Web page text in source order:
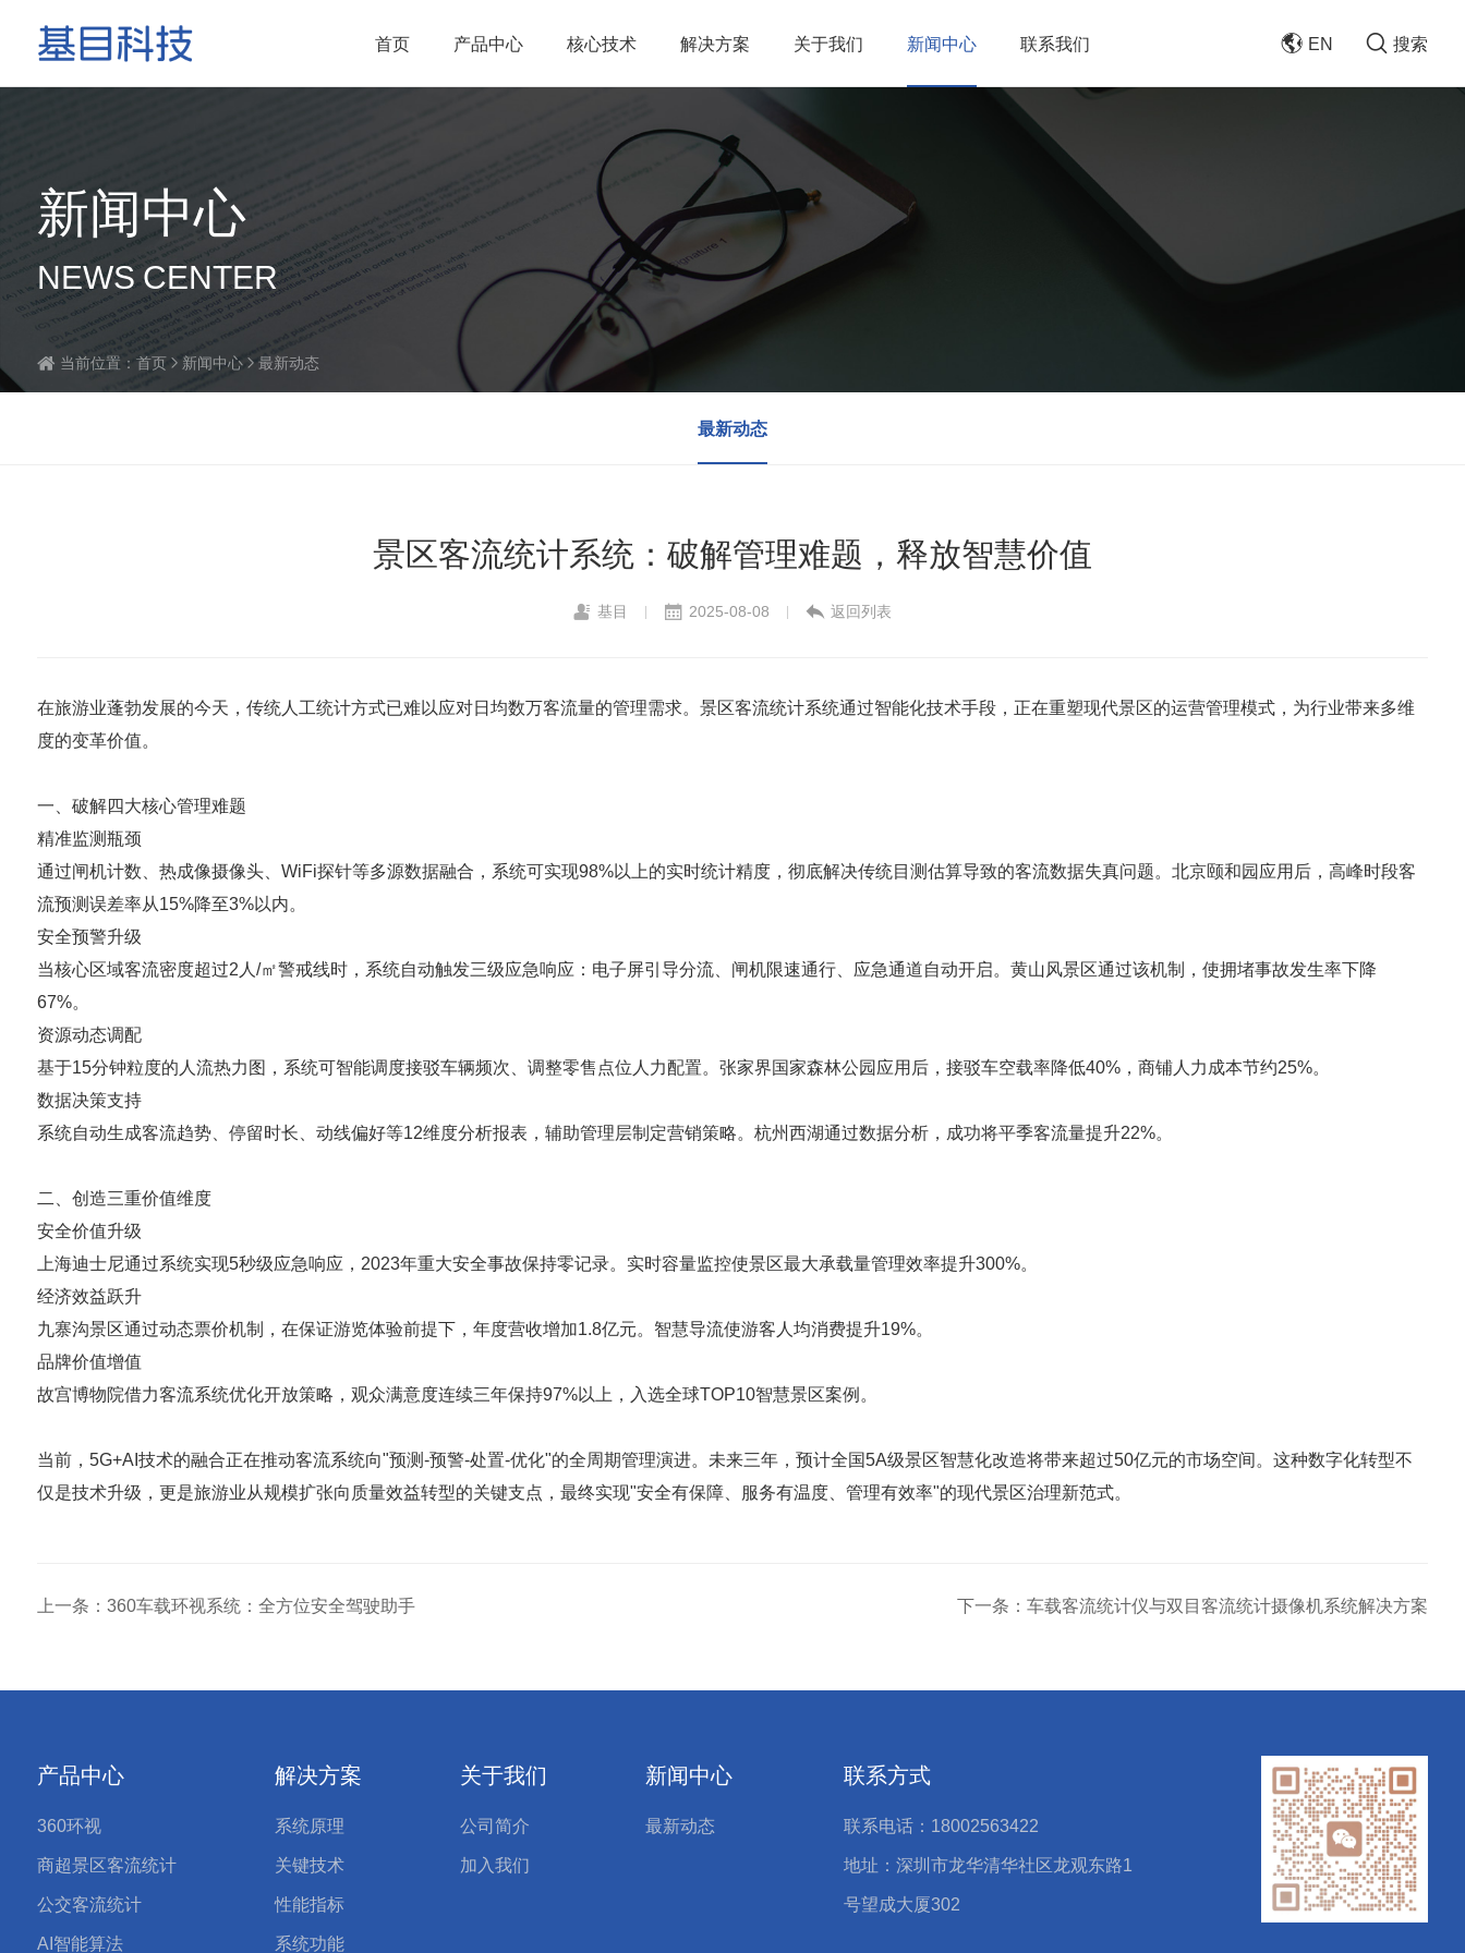
首页 产品中心 核心技术 解决方案 关于我们 新闻中心 联系我们 EN 搜索
新闻中心
NEWS CENTER
当前位置： 首页 新闻中心 最新动态
最新动态
景区客流统计系统：破解管理难题，释放智慧价值
基目 | 2025-08-08 | 返回列表
在旅游业蓬勃发展的今天，传统人工统计方式已难以应对日均数万客流量的管理需求。景区客流统计系统通过智能化技术手段，正在重塑现代景区的运营管理模式，为行业带来多维
度的变革价值。
一、破解四大核心管理难题
精准监测瓶颈
通过闸机计数、热成像摄像头、WiFi探针等多源数据融合，系统可实现98%以上的实时统计精度，彻底解决传统目测估算导致的客流数据失真问题。北京颐和园应用后，高峰时段客
流预测误差率从15%降至3%以内。
安全预警升级
当核心区域客流密度超过2人/㎡警戒线时，系统自动触发三级应急响应：电子屏引导分流、闸机限速通行、应急通道自动开启。黄山风景区通过该机制，使拥堵事故发生率下降
67%。
资源动态调配
基于15分钟粒度的人流热力图，系统可智能调度接驳车辆频次、调整零售点位人力配置。张家界国家森林公园应用后，接驳车空载率降低40%，商铺人力成本节约25%。
数据决策支持
系统自动生成客流趋势、停留时长、动线偏好等12维度分析报表，辅助管理层制定营销策略。杭州西湖通过数据分析，成功将平季客流量提升22%。
二、创造三重价值维度
安全价值升级
上海迪士尼通过系统实现5秒级应急响应，2023年重大安全事故保持零记录。实时容量监控使景区最大承载量管理效率提升300%。
经济效益跃升
九寨沟景区通过动态票价机制，在保证游览体验前提下，年度营收增加1.8亿元。智慧导流使游客人均消费提升19%。
品牌价值增值
故宫博物院借力客流系统优化开放策略，观众满意度连续三年保持97%以上，入选全球TOP10智慧景区案例。
当前，5G+AI技术的融合正在推动客流系统向"预测-预警-处置-优化"的全周期管理演进。未来三年，预计全国5A级景区智慧化改造将带来超过50亿元的市场空间。这种数字化转型不
仅是技术升级，更是旅游业从规模扩张向质量效益转型的关键支点，最终实现"安全有保障、服务有温度、管理有效率"的现代景区治理新范式。
上一条：360车载环视系统：全方位安全驾驶助手 下一条：车载客流统计仪与双目客流统计摄像机系统解决方案
产品中心
360环视
商超景区客流统计
公交客流统计
AI智能算法
解决方案
系统原理
关键技术
性能指标
系统功能
关于我们
公司简介
加入我们
新闻中心
最新动态
联系方式
联系电话：18002563422
地址：深圳市龙华清华社区龙观东路1
号望成大厦302